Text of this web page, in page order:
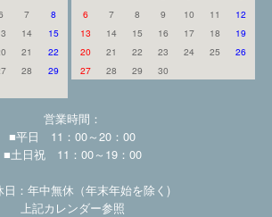
7
8
14
15
21
22
28
29
6
7 8 9 10 11
12
13
14 15 16 17 18
19
20
21 22 23 24 25
26
27
28 29 30
営業時間：
■平日 11：00～20：00
■土日祝 11：00～19：00
日：年中無休（年末年始を除く)
上記カレンダー参照